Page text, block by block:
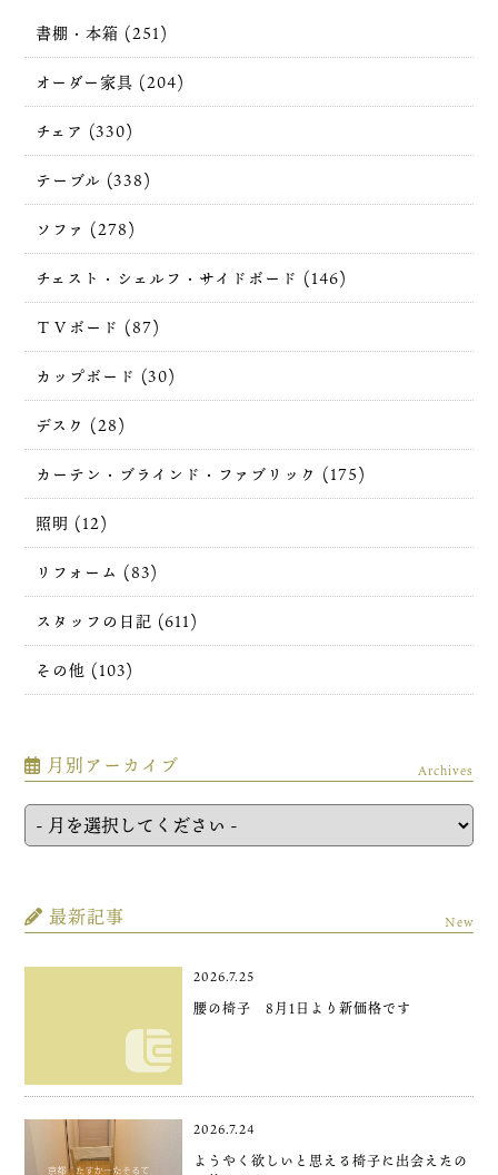
書棚・本箱 (251)
オーダー家具 (204)
チェア (330)
テーブル (338)
ソファ (278)
チェスト・シェルフ・サイドボード (146)
ＴＶボード (87)
カップボード (30)
デスク (28)
カーテン・ブラインド・ファブリック (175)
照明 (12)
リフォーム (83)
スタッフの日記 (611)
その他 (103)
月別アーカイブ Archives
最新記事 New
2026.7.25
腰の椅子 8月1日より新価格です
2026.7.24
ようやく欲しいと思える椅子に出会えたの